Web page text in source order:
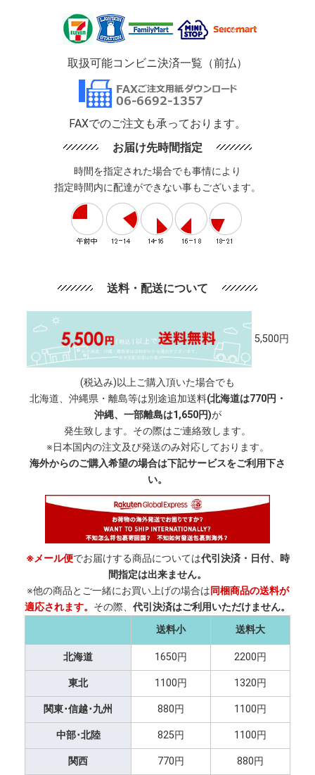
取扱可能コンビニ決済一覧（前払）
FAXでのご注文も承っております。
お届け先時間指定
時間を指定された場合でも事情により
指定時間内に配達ができない事もございます。
送料・配送について
5,500円
(税込み)以上ご購入頂いた場合でも
北海道、沖縄県・離島等は別途追加送料(北海道は770円・
沖縄、一部離島は1,650円)が
発生致します。その際はご連絡致します。
※日本国内の注文及び発送のみ対応しております。
海外からのご購入希望の場合は下記サービスをご利用下さ
い。
※メール便でお届けする商品については代引決済・日付、時
間指定は出来ません。
※他の商品とご一緒にお買い上げの場合は同梱商品の送料が
適応されます。 その際、 代引決済はご利用いただけません。
送料小
送料大
北海道 1650円 2200円
東北 1100円 1320円
関東･信越･九州 880円 1100円
中部･北陸 825円 1100円
関西 770円 880円